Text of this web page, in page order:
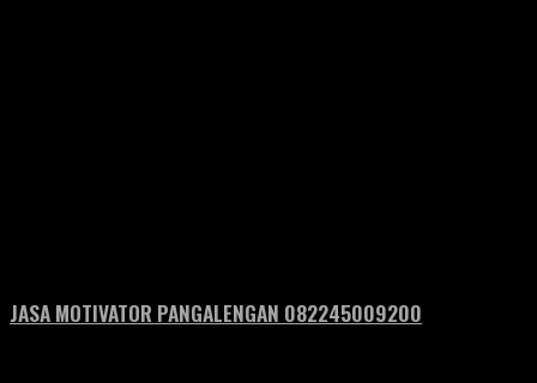
JASA MOTIVATOR PANGALENGAN 082245009200